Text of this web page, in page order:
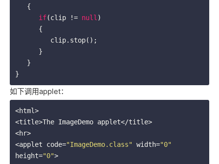
{
if(clip != null )
如下调用applet：
<html>
<title>The ImageDemo applet</title>
<hr>
<applet code="ImageDemo.class" width="0"
height="0">